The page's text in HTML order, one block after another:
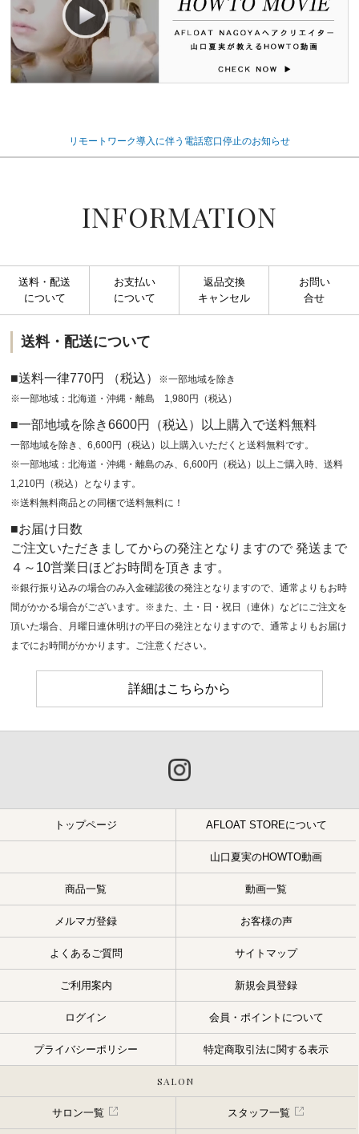
リモートワーク導入に伴う電話窓口停止のお知らせ
INFORMATION
送料・配送
について
お支払い
について
返品交換
キャンセル
お問い
合せ
送料・配送について
■送料一律770円 （税込）
※一部地域を除き
※一部地域：北海道・沖縄・離島 1,980円（税込）
■一部地域を除き6600円（税込）以上購入で送料無料
一部地域を除き、6,600円（税込）以上購入いただくと送料無料です。
※一部地域：北海道・沖縄・離島のみ、6,600円（税込）以上ご購入時、送料
1,210円（税込）となります。
※送料無料商品との同梱で送料無料に！
■お届け日数
ご注文いただきましてからの発注となりますので 発送まで
４～10営業日ほどお時間を頂きます。
※銀行振り込みの場合のみ入金確認後の発注となりますので、通常よりもお時
間がかかる場合がございます。※また、土・日・祝日（連休）などにご注文を
頂いた場合、月曜日連休明けの平日の発注となりますので、通常よりもお届け
までにお時間がかかります。ご注意ください。
詳細はこちらから
トップページ AFLOAT STOREについて
山口夏実のHOWTO動画
商品一覧 動画一覧
メルマガ登録 お客様の声
よくあるご質問 サイトマップ
ご利用案内 新規会員登録
ログイン 会員・ポイントについて
プライバシーポリシー 特定商取引法に関する表示
SALON
サロン一覧 スタッフ一覧